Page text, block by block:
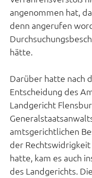
angenommen hat,
denn angerufen
hätte.
Darüber hatte nach
Entscheidung des
Landgericht
amtsgerichtlichen
der
hatte, kam es auch
des Landgerichts.